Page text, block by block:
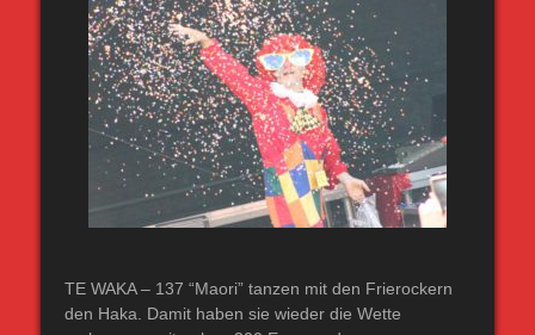
TE WAKA – 137 “Maori” tanzen mit den Frierockern
den Haka. Damit haben sie wieder die Wette